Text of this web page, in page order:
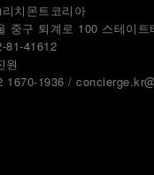
치몬트코리아
중구 퇴계로 100 스테이트
81-41612
원
1670-1936 /